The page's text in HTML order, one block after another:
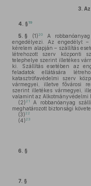
3.
4. § 19
5. § (1) 20A
engedélyezi. Az engedélyt
kérelem alapján – szállítás
létrehozott szerv központi
telephelye szerint illetékes
ki. Szállítás esetében az
feladatok ellátására
katasztrófavédelmi szerv
vármegyei, illetve fővárosi
szerint illetékes vármegyei,
valamint az Alkotmányvédelmi
(2) 21 A robbanóanyag
meghatározott biztonsági
(3) 22
(4) 23
6. §
7. §